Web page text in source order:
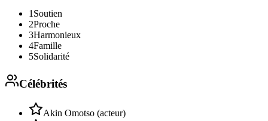
1Soutien
2Proche
3Harmonieux
4Famille
5Solidarité
Célébrités
Akin Omotso (acteur)